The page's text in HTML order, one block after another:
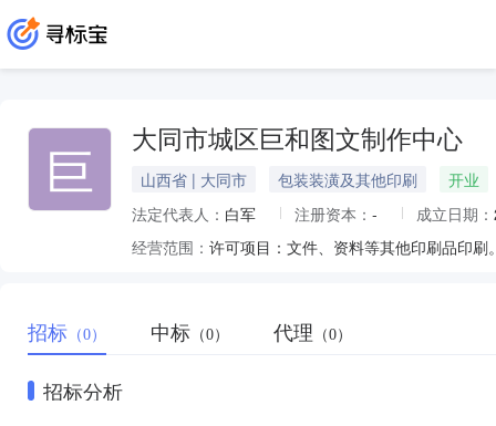
巨 大同市城区巨和图文制作中心
山西省 | 大同市 包装装潢及其他印刷
开业
法定代表人： 白军 注册资本： - 成立日期：
经营范围：
招标 （0） 中标 （0） 代理 （0）
招标分析